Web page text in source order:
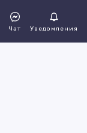
Чат Уведомления